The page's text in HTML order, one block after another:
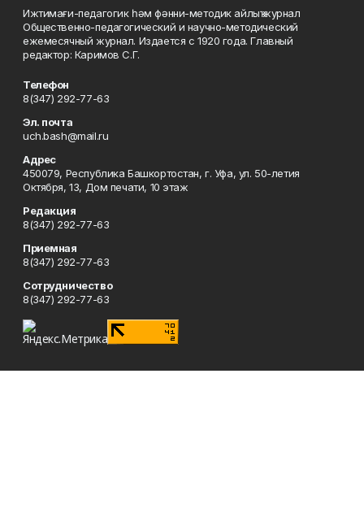
Ижтимағи-педагогик һәм фәнни-методик айлыҡ журнал
Общественно-педагогический и научно-методический
ежемесячный журнал. Издается с 1920 года. Главный
редактор: Каримов С.Г.
Телефон
8(347) 292-77-63
Эл. почта
uch.bash@mail.ru
Адрес
450079, Республика Башкортостан, г. Уфа, ул. 50-летия
Октября, 13, Дом печати, 10 этаж
Редакция
8(347) 292-77-63
Приемная
8(347) 292-77-63
Сотрудничество
8(347) 292-77-63